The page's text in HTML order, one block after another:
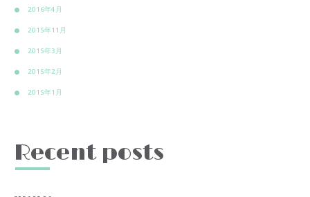
2016年4月
2015年11月
2015年3月
2015年2月
2015年1月
Recent posts